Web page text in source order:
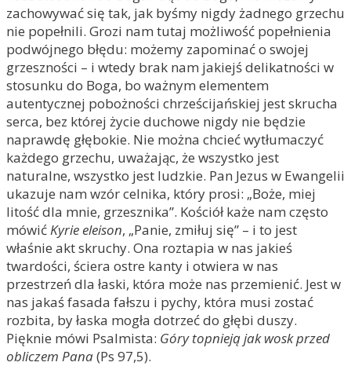
zachowywać się tak, jak byśmy nigdy żadnego grzechu
nie popełnili. Grozi nam tutaj możliwość popełnienia
podwójnego błędu: możemy zapominać o swojej
grzeszności – i wtedy brak nam jakiejś delikatności w
stosunku do Boga, bo ważnym elementem
autentycznej pobożności chrześcijańskiej jest skrucha
serca, bez której życie duchowe nigdy nie będzie
naprawdę głębokie. Nie można chcieć wytłumaczyć
każdego grzechu, uważając, że wszystko jest
naturalne, wszystko jest ludzkie. Pan Jezus w Ewangelii
ukazuje nam wzór celnika, który prosi: „Boże, miej
litość dla mnie, grzesznika”. Kościół każe nam często
mówićKyrie eleison, „Panie, zmiłuj się” – i to jest
właśnie akt skruchy. Ona roztapia w nas jakieś
twardości, ściera ostre kanty i otwiera w nas
przestrzeń dla łaski, która może nas przemienić. Jest w
nas jakaś fasada fałszu i pychy, która musi zostać
rozbita, by łaska mogła dotrzeć do głębi duszy.
Pięknie mówi Psalmista: Góry topnieją jak wosk przed
obliczem Pana(Ps 97,5).